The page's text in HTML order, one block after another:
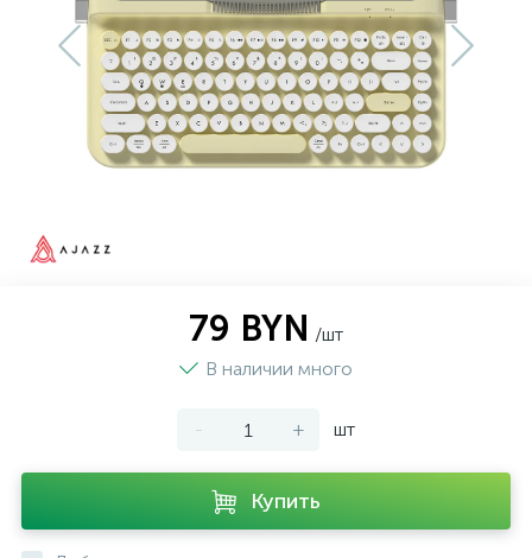
79 BYN /шт
В наличии много
- + шт
Купить